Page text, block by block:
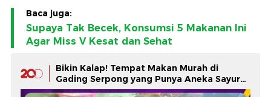
Baca juga:
Supaya Tak Becek, Konsumsi 5 Makanan Ini
Agar Miss V Kesat dan Sehat
Bikin Kalap! Tempat Makan Murah di
Gading Serpong yang Punya Aneka Sayur
Enak